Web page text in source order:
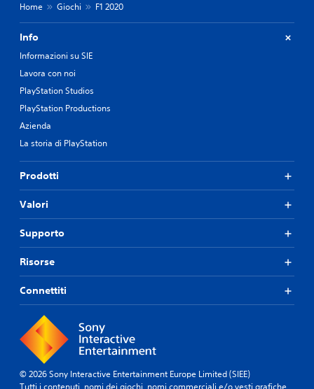
Home Giochi F1 2020
Info
Informazioni su SIE
Lavora con noi
PlayStation Studios
PlayStation Productions
Azienda
La storia di PlayStation
Prodotti
Valori
Supporto
Risorse
Connettiti
© 2026 Sony Interactive Entertainment Europe Limited (SIEE)
Tutti i contenuti, nomi dei giochi, nomi commerciali e/o vesti grafiche